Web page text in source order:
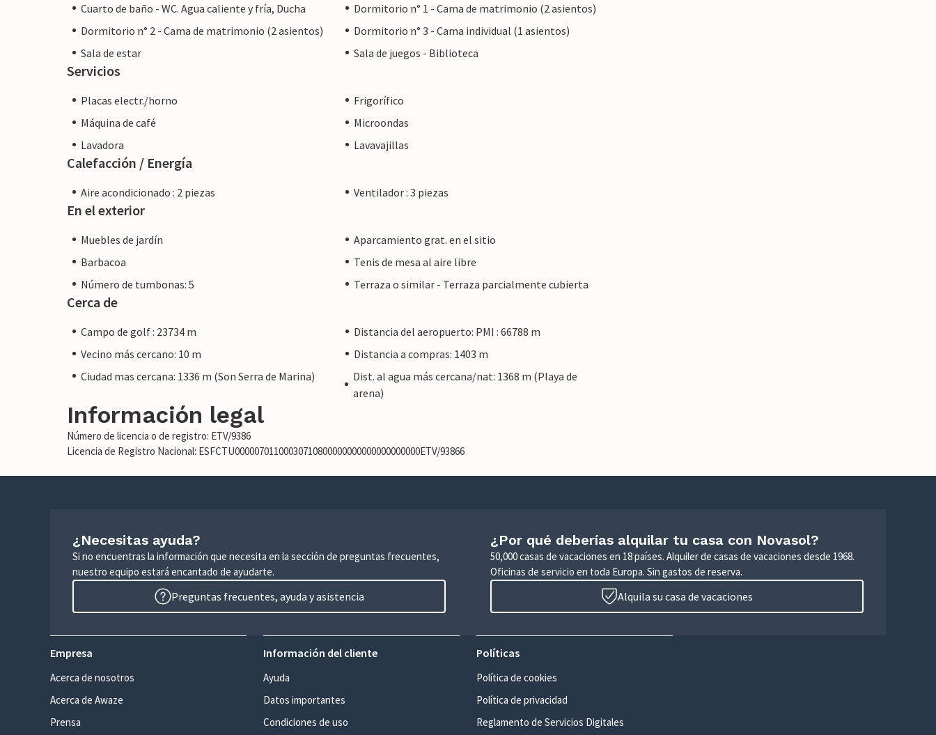
Cuarto de baño - WC. Agua caliente y fría, Ducha
Dormitorio n° 1 - Cama de matrimonio (2 asientos)
Dormitorio n° 2 - Cama de matrimonio (2 asientos)
Dormitorio n° 3 - Cama individual (1 asientos)
Sala de estar
Sala de juegos - Biblioteca
Servicios
Placas electr./horno
Frigorífico
Máquina de café
Microondas
Lavadora
Lavavajillas
Calefacción / Energía
Aire acondicionado : 2 piezas Ventilador : 3 piezas
En el exterior
Muebles de jardín
Aparcamiento grat. en el sitio
Barbacoa
Tenis de mesa al aire libre
Número de tumbonas: 5
Terraza o similar - Terraza parcialmente cubierta
Cerca de
Campo de golf : 23734 m
Distancia del aeropuerto: PMI : 66788 m
Vecino más cercano: 10 m
Distancia a compras: 1403 m
Ciudad mas cercana: 1336 m (Son Serra de Marina)
Dist. al agua más cercana/nat: 1368 m (Playa de
arena)
Información legal
Número de licencia o de registro: ETV/9386
Licencia de Registro Nacional: ESFCTU00000701100030710800000000000000000000ETV/93866
¿Necesitas ayuda?
Si no encuentras la información que necesita en la sección de preguntas frecuentes,
nuestro equipo estará encantado de ayudarte.
Preguntas frecuentes, ayuda y asistencia
¿Por qué deberías alquilar tu casa con Novasol?
50,000 casas de vacaciones en 18 países. Alquiler de casas de vacaciones desde 1968.
Oficinas de servicio en toda Europa. Sin gastos de reserva.
Alquila su casa de vacaciones
Empresa
Acerca de nosotros
Acerca de Awaze
Prensa
Información del cliente
Ayuda
Datos importantes
Condiciones de uso
Políticas
Política de cookies
Política de privacidad
Reglamento de Servicios Digitales